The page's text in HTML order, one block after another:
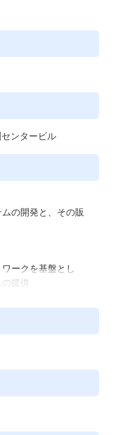
ンタービル
の開発と、その販
ークを基盤とし
提供
報処理システムの